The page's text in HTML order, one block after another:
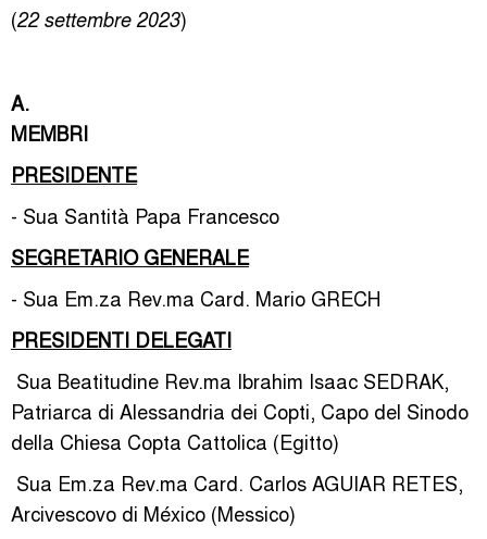
(22 settembre 2023)
A.
MEMBRI
PRESIDENTE
- Sua Santità Papa Francesco
SEGRETARIO GENERALE
- Sua Em.za Rev.ma Card. Mario GRECH
PRESIDENTI DELEGATI
­ Sua Beatitudine Rev.ma Ibrahim Isaac SEDRAK,
Patriarca di Alessandria dei Copti, Capo del Sinodo
della Chiesa Copta Cattolica (Egitto)
­ Sua Em.za Rev.ma Card. Carlos AGUIAR RETES,
Arcivescovo di México (Messico)